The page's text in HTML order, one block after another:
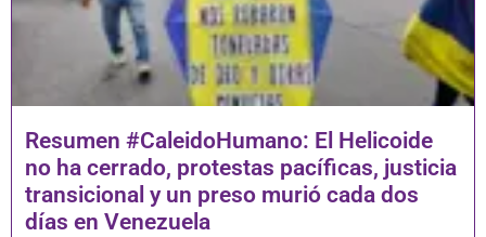
Resumen #CaleidoHumano: El Helicoide
no ha cerrado, protestas pacíficas, justicia
transicional y un preso murió cada dos
días en Venezuela